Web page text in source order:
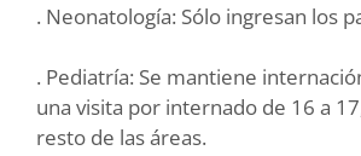
. Neonatología: Sólo ingresan los
. Pediatría: Se mantiene
una visita por internado de 16 a
resto de las áreas.